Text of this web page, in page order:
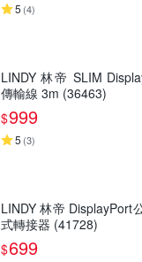
5 (4)
LINDY 林帝 SLIM
傳輸線 3m (36463)
$999
5 (3)
LINDY 林帝 DisplayPort
式轉接器 (41728)
$699